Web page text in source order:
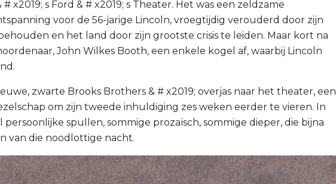
# x2019; s Ford & # x2019; s Theater. Het was een zeldzame
voor de 56-jarige Lincoln, vroegtijdig verouderd door zijn
en het land door zijn grootste crisis te leiden. Maar kort na
John Wilkes Booth, een enkele kogel af, waarbij Lincoln
zwarte Brooks Brothers & # x2019; overjas naar het theater, een
om zijn tweede inhuldiging zes weken eerder te vieren. In
persoonlijke spullen, sommige prozaïsch, sommige dieper, die bijna
van die noodlottige nacht.